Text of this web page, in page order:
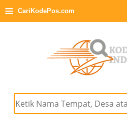
≡ CariKodePos.com